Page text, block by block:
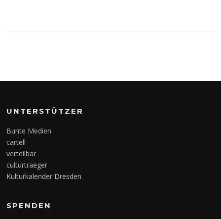
UNTERSTÜTZER
Bunte Medien
cartell
verteilbar
culturtraeger
Kulturkalender Dresden
SPENDEN